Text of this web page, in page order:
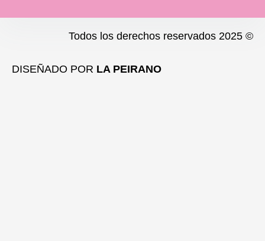
b
e
g
r
a
m
Todos los derechos reservados 2025 ©
DISEÑADO POR LA PEIRANO